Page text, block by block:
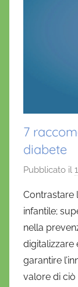
7
diabete
Pubblicato il
Contrastare
infantile;
nella
digitalizzare
garantire
valore di ciò